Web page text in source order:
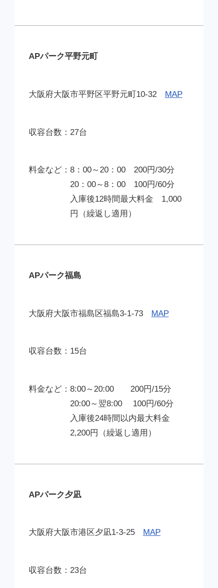
APパーク平野元町
大阪府大阪市平野区平野元町10-32 MAP
27台
8：00～20：00 200円/30分
20：00～8：00 100円/60分
入庫後12時間最大料金 1,000
円（繰返し適用）
APパーク福島
大阪府大阪市福島区福島3-1-73 MAP
15台
8:00～20:00 200円/15分
20:00～翌8:00 100円/60分
入庫後24時間以内最大料金
2,200円（繰返し適用）
APパーク夕凪
大阪府大阪市港区夕凪1-3-25 MAP
23台